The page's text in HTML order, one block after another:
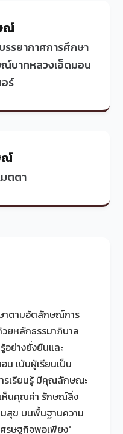
ณ์
รรยากาศการศึกษา
บาทหลวงเอ็ดมอน
ร์
ณ์
มตตา
าตามอัตลักษณ์การ
ยหลักธรรมาภิบาล
อย่างยั่งยืนและ
น เน้นผู้เรียนเป็น
รเรียนรู้ มีคุณลักษณะ
ห็นคุณค่า รักษณ์สิ่ง
สุข บนพื้นฐานความ
รษฐกิจพอเพียง"